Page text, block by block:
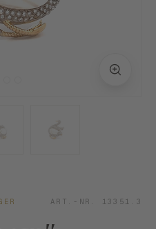
ART.-NR. 13351.3